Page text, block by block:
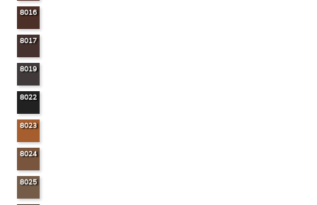
8016
8017
8019
8022
8023
8024
8025